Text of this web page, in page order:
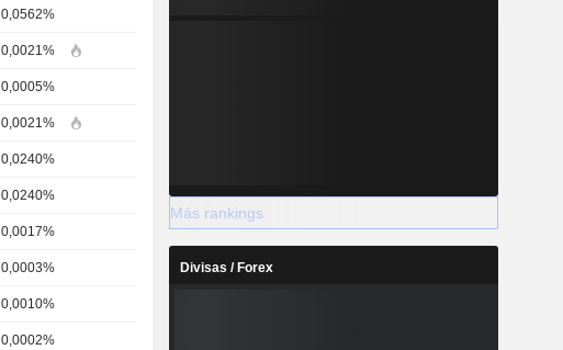
0,0562%
0,0021%
0,0005%
0,0021%
0,0240%
0,0240%
0,0017%
0,0003%
0,0010%
0,0002%
Más rankings
Divisas / Forex